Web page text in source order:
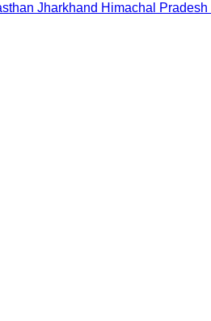
Jharkhand Himachal Pradesh